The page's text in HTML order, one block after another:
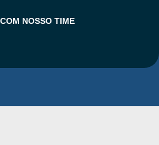
NOSSO TIME